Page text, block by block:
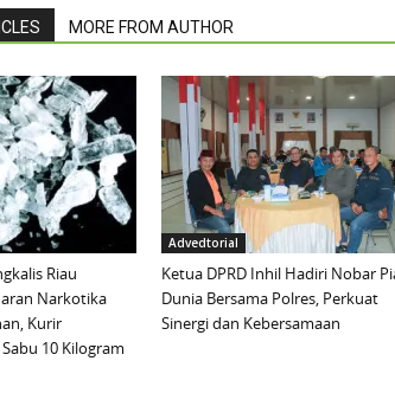
MORE FROM AUTHOR
Riau
Narkotika
Kurir
10 Kilogram
Advedtorial
Ketua DPRD Inhil Hadiri Nobar
Dunia Bersama Polres, Perkuat
Sinergi dan Kebersamaan